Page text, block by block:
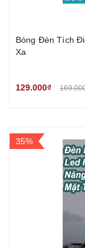
Bóng Đèn Tích
Xa
129.000₫
35%